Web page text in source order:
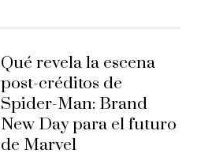
Qué revela la escena
post-créditos de
Spider-Man: Brand
New Day para el futuro
de Marvel